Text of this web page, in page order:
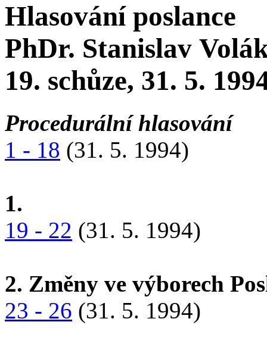
Hlasování poslance
PhDr. Stanislav
19. schůze, 31. 5.
Procedurální hlasování
1 - 18 (31. 5. 1994)
1.
19 - 22 (31. 5. 1994)
2. Změny ve výborech
23 - 26 (31. 5. 1994)